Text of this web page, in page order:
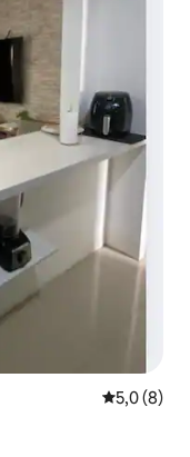
Nilai rata-
5,0 (8)